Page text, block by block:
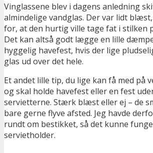
Vinglassene blev i dagens anledning
almindelige vandglas. Der var lidt
for, at den hurtig ville tage fat i stilken
Det kan altså godt lægge en lille
hyggelig havefest, hvis der lige
glas ud over det hele.
Et andet lille tip, du lige kan få med på
og skal holde havefest eller en fest
servietterne. Stærk blæst eller ej – de
bare gerne flyve afsted. Jeg havde
rundt om bestikket, så det kunne
servietholder.